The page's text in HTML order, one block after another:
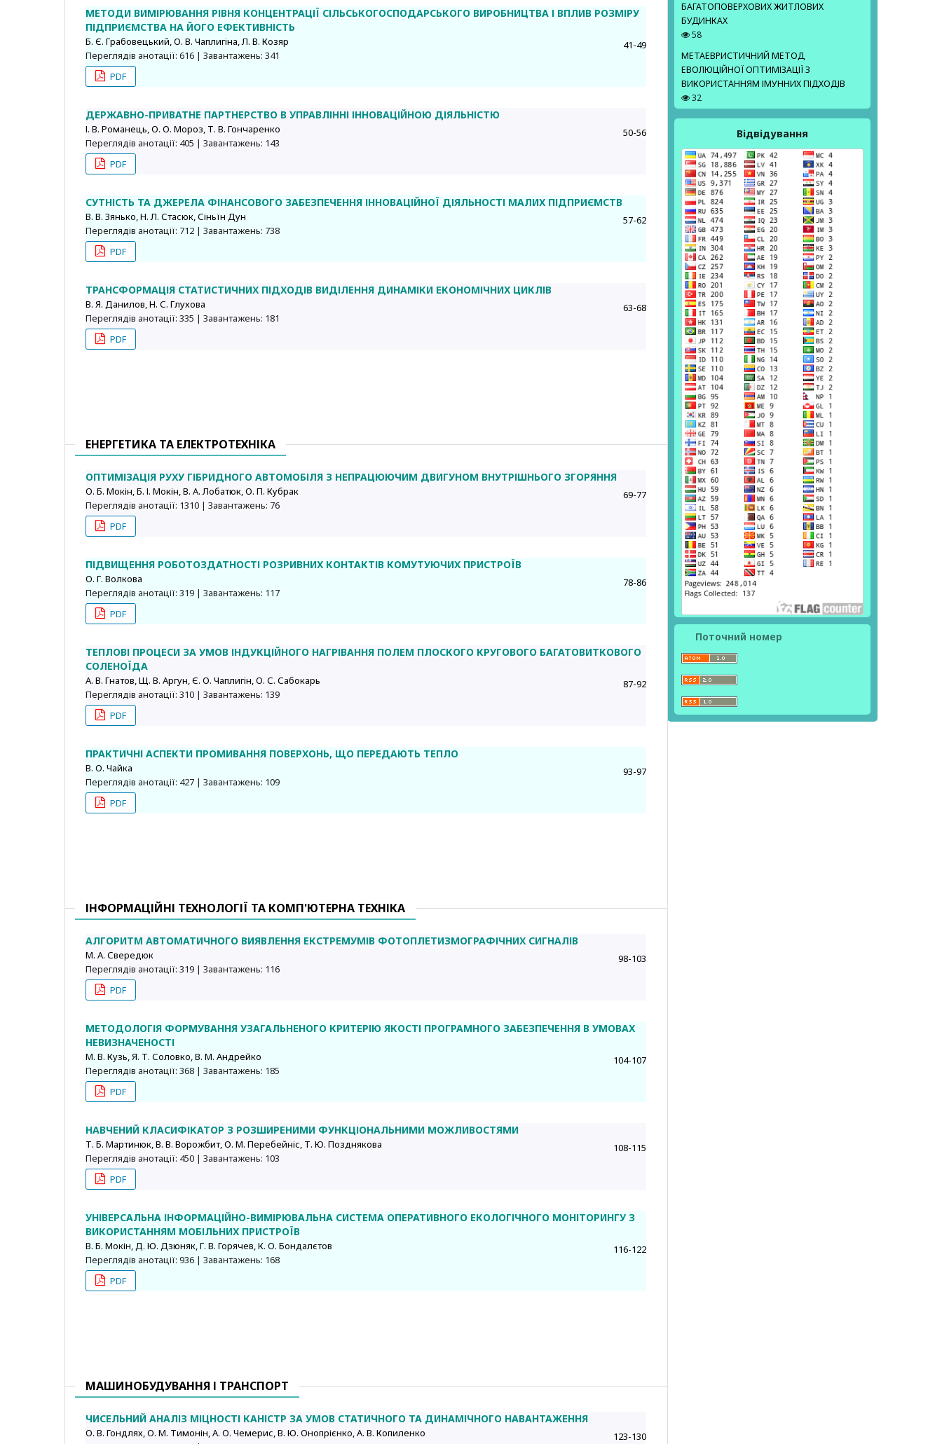
МЕТОДИ ВИМІРЮВАННЯ РІВНЯ КОНЦЕНТРАЦІЇ СІЛЬСЬКОГОСПОДАРСЬКОГО ВИРОБНИЦТВА І ВПЛИВ РОЗМІРУ
ПІДПРИЄМСТВА НА ЙОГО ЕФЕКТИВНІСТЬ
Б. Є. Грабовецький, О. В. Чаплигіна, Л. В. Козяр
41-49
Переглядів анотації: 616 | Завантажень: 341
PDF
ДЕРЖАВНО-ПРИВАТНЕ ПАРТНЕРСТВО В УПРАВЛІННІ ІННОВАЦІЙНОЮ ДІЯЛЬНІСТЮ
І. В. Романець, О. О. Мороз, Т. В. Гончаренко
50-56
Переглядів анотації: 405 | Завантажень: 143
PDF
СУТНІСТЬ ТА ДЖЕРЕЛА ФІНАНСОВОГО ЗАБЕЗПЕЧЕННЯ ІННОВАЦІЙНОЇ ДІЯЛЬНОСТІ МАЛИХ ПІДПРИЄМСТВ
В. В. Зянько, Н. Л. Стасюк, Сіньїн Дун
57-62
Переглядів анотації: 712 | Завантажень: 738
PDF
ТРАНСФОРМАЦІЯ СТАТИСТИЧНИХ ПІДХОДІВ ВИДІЛЕННЯ ДИНАМІКИ ЕКОНОМІЧНИХ ЦИКЛІВ
В. Я. Данилов, Н. С. Глухова
63-68
Переглядів анотації: 335 | Завантажень: 181
PDF
ЕНЕРГЕТИКА ТА ЕЛЕКТРОТЕХНІКА
ОПТИМІЗАЦІЯ РУХУ ГІБРИДНОГО АВТОМОБІЛЯ З НЕПРАЦЮЮЧИМ ДВИГУНОМ ВНУТРІШНЬОГО ЗГОРЯННЯ
О. Б. Мокін, Б. І. Мокін, В. А. Лобатюк, О. П. Кубрак
69-77
Переглядів анотації: 1310 | Завантажень: 76
PDF
ПІДВИЩЕННЯ РОБОТОЗДАТНОСТІ РОЗРИВНИХ КОНТАКТІВ КОМУТУЮЧИХ ПРИСТРОЇВ
О. Г. Волкова
78-86
Переглядів анотації: 319 | Завантажень: 117
PDF
ТЕПЛОВІ ПРОЦЕСИ ЗА УМОВ ІНДУКЦІЙНОГО НАГРІВАННЯ ПОЛЕМ ПЛОСКОГО КРУГОВОГО БАГАТОВИТКОВОГО
СОЛЕНОЇДА
А. В. Гнатов, Щ. В. Аргун, Є. О. Чаплигін, О. С. Сабокарь
87-92
Переглядів анотації: 310 | Завантажень: 139
PDF
ПРАКТИЧНІ АСПЕКТИ ПРОМИВАННЯ ПОВЕРХОНЬ, ЩО ПЕРЕДАЮТЬ ТЕПЛО
В. О. Чайка
93-97
Переглядів анотації: 427 | Завантажень: 109
PDF
ІНФОРМАЦІЙНІ ТЕХНОЛОГІЇ ТА КОМП'ЮТЕРНА ТЕХНІКА
АЛГОРИТМ АВТОМАТИЧНОГО ВИЯВЛЕННЯ ЕКСТРЕМУМІВ ФОТОПЛЕТИЗМОГРАФІЧНИХ СИГНАЛІВ
М. А. Свередюк
98-103
Переглядів анотації: 319 | Завантажень: 116
PDF
МЕТОДОЛОГІЯ ФОРМУВАННЯ УЗАГАЛЬНЕНОГО КРИТЕРІЮ ЯКОСТІ ПРОГРАМНОГО ЗАБЕЗПЕЧЕННЯ В УМОВАХ
НЕВИЗНАЧЕНОСТІ
М. В. Кузь, Я. Т. Соловко, В. М. Андрейко
104-107
Переглядів анотації: 368 | Завантажень: 185
PDF
НАВЧЕНИЙ КЛАСИФІКАТОР З РОЗШИРЕНИМИ ФУНКЦІОНАЛЬНИМИ МОЖЛИВОСТЯМИ
Т. Б. Мартинюк, В. В. Ворожбит, О. М. Перебейніс, Т. Ю. Позднякова
108-115
Переглядів анотації: 450 | Завантажень: 103
PDF
УНІВЕРСАЛЬНА ІНФОРМАЦІЙНО-ВИМІРЮВАЛЬНА СИСТЕМА ОПЕРАТИВНОГО ЕКОЛОГІЧНОГО МОНІТОРИНГУ З
ВИКОРИСТАННЯМ МОБІЛЬНИХ ПРИСТРОЇВ
В. Б. Мокін, Д. Ю. Дзюняк, Г. В. Горячев, К. О. Бондалєтов
116-122
Переглядів анотації: 936 | Завантажень: 168
PDF
МАШИНОБУДУВАННЯ І ТРАНСПОРТ
ЧИСЕЛЬНИЙ АНАЛІЗ МІЦНОСТІ КАНІСТР ЗА УМОВ СТАТИЧНОГО ТА ДИНАМІЧНОГО НАВАНТАЖЕННЯ
О. В. Гондлях, О. М. Тимонін, А. О. Чемерис, В. Ю. Онопрієнко, А. В. Копиленко
123-130
БАГАТОПОВЕРХОВИХ ЖИТЛОВИХ
БУДИНКАХ
58
МЕТАЕВРИСТИЧНИЙ МЕТОД
ЕВОЛЮЦІЙНОЇ ОПТИМІЗАЦІЇ З
ВИКОРИСТАННЯМ ІМУННИХ ПІДХОДІВ
32
Відвідування
Поточний номер